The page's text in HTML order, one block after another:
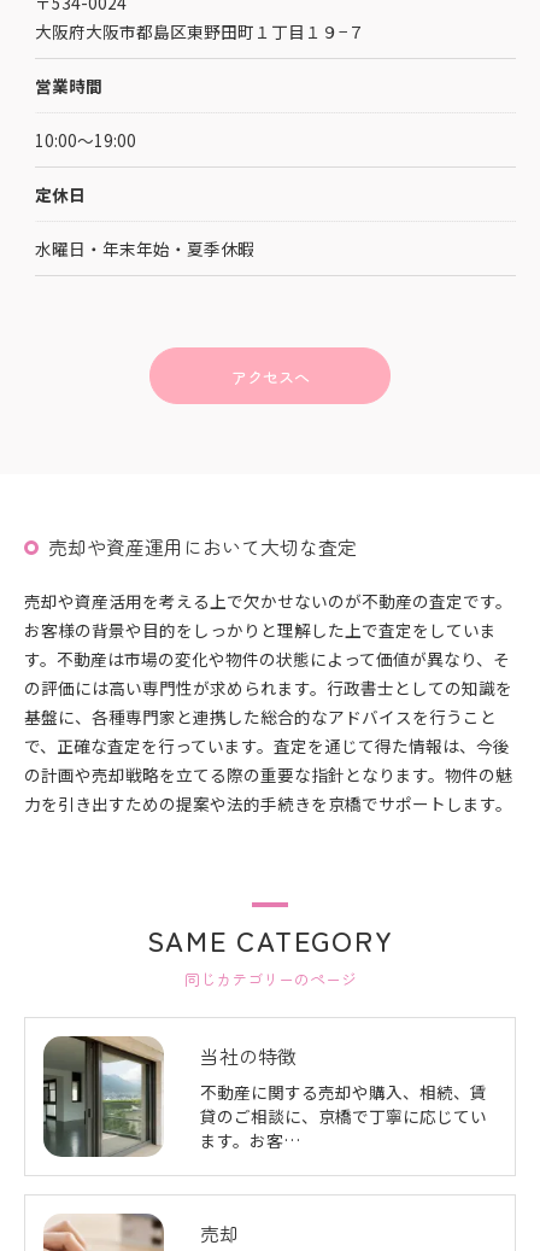
大阪府大阪市都島区東野田町１丁目１９−７
営業時間
10:00～19:00
定休日
水曜日・年末年始・夏季休暇
アクセスへ
売却や資産運用において大切な査定
売却や資産活用を考える上で欠かせないのが不動産の査定です。
お客様の背景や目的をしっかりと理解した上で査定をしていま
す。不動産は市場の変化や物件の状態によって価値が異なり、そ
の評価には高い専門性が求められます。行政書士としての知識を
基盤に、各種専門家と連携した総合的なアドバイスを行うこと
で、正確な査定を行っています。査定を通じて得た情報は、今後
の計画や売却戦略を立てる際の重要な指針となります。物件の魅
力を引き出すための提案や法的手続きを京橋でサポートします。
同じカテゴリーのページ
SAME CATEGORY
当社の特徴
不動産に関する売却や購入、相続、賃
貸のご相談に、京橋で丁寧に応じてい
ます。お客…
売却